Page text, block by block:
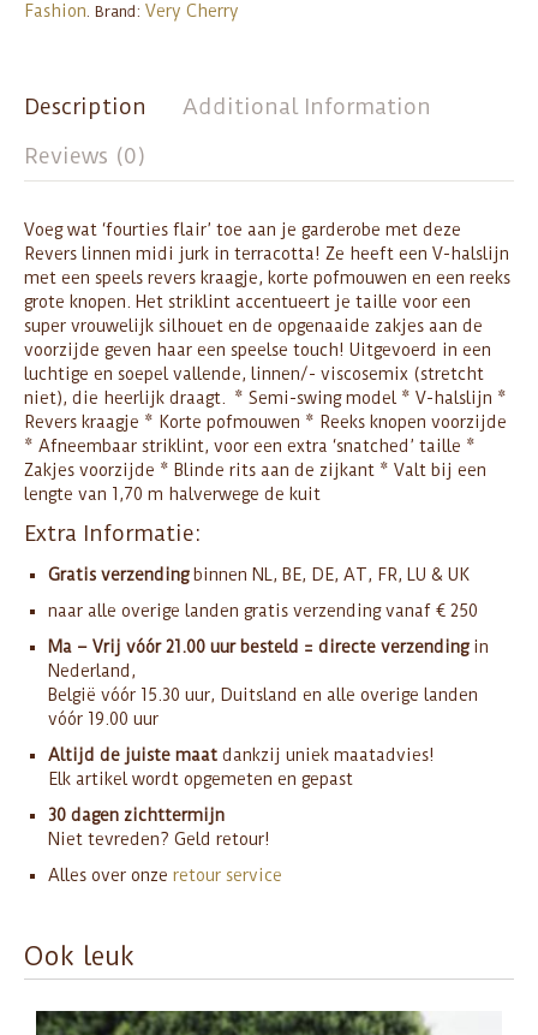
Fashion. Brand: Very Cherry
Description
Additional Information
Reviews (0)
Voeg wat ‘fourties flair’ toe aan je garderobe met deze
Revers linnen midi jurk in terracotta! Ze heeft een V-halslijn
met een speels revers kraagje, korte pofmouwen en een reeks
grote knopen. Het striklint accentueert je taille voor een
super vrouwelijk silhouet en de opgenaaide zakjes aan de
voorzijde geven haar een speelse touch! Uitgevoerd in een
luchtige en soepel vallende, linnen/- viscosemix (stretcht
niet), die heerlijk draagt. * Semi-swing model * V-halslijn *
Revers kraagje * Korte pofmouwen * Reeks knopen voorzijde
* Afneembaar striklint, voor een extra ‘snatched’ taille *
Zakjes voorzijde * Blinde rits aan de zijkant * Valt bij een
lengte van 1,70 m halverwege de kuit
Extra Informatie:
Gratis verzendingbinnen NL, BE, DE, AT, FR, LU & UK
naar alle overige landen gratis verzending vanaf € 250
Ma – Vrij vóór 21.00 uur besteld = directe verzendingin
Nederland,
België vóór 15.30 uur, Duitsland en alle overige landen
vóór 19.00 uur
Altijd de juiste maat dankzij uniek maatadvies!
Elk artikel wordt opgemeten en gepast
30 dagen zichttermijn
Niet tevreden? Geld retour!
Alles over onze retour service
Ook leuk